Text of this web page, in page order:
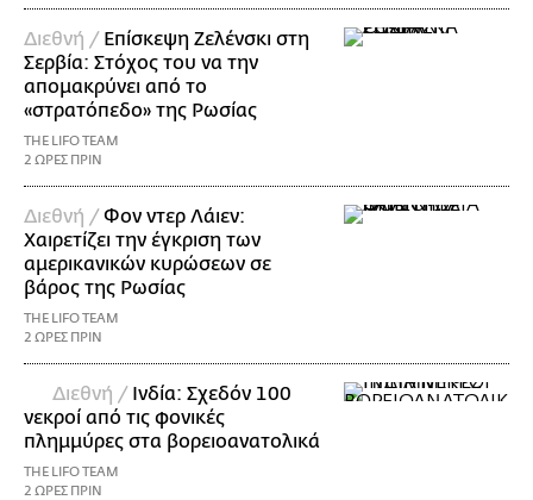
Διεθνή / Επίσκεψη Ζελένσκι στη
Σερβία: Στόχος του να την
απομακρύνει από το
«στρατόπεδο» της Ρωσίας
THE LIFO TEAM
2 ΩΡΕΣ ΠΡΙΝ
Διεθνή /Φον ντερ Λάιεν:
Χαιρετίζει την έγκριση των
αμερικανικών κυρώσεων σε
βάρος της Ρωσίας
THE LIFO TEAM
2 ΩΡΕΣ ΠΡΙΝ
Διεθνή / Ινδία: Σχεδόν 100
νεκροί από τις φονικές
πλημμύρες στα βορειοανατολικά
THE LIFO TEAM
2 ΩΡΕΣ ΠΡΙΝ